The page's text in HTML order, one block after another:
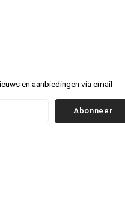
en aanbiedingen via email
Abonneer